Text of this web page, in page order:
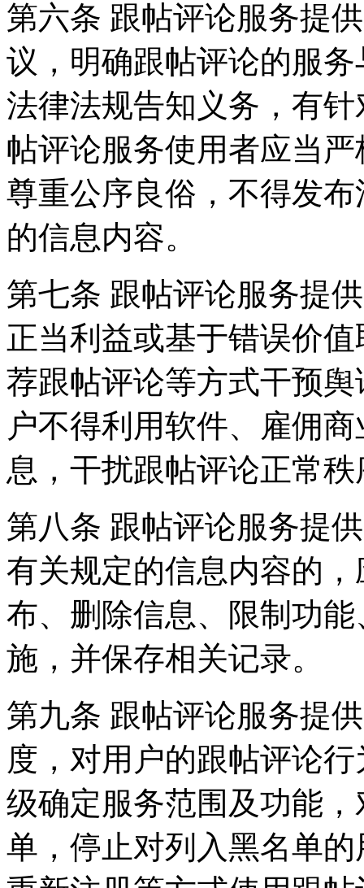
第六条 跟帖评论服务提
议，明确跟帖评论的服
法律法规告知义务，有
帖评论服务使用者应当
尊重公序良俗，不得发
的信息内容。
第七条 跟帖评论服务提
正当利益或基于错误价
荐跟帖评论等方式干预
户不得利用软件、雇佣
息，干扰跟帖评论正常
第八条 跟帖评论服务提
有关规定的信息内容的
布、删除信息、限制功
施，并保存相关记录。
第九条 跟帖评论服务提
度，对用户的跟帖评论
级确定服务范围及功能
单，停止对列入黑名单